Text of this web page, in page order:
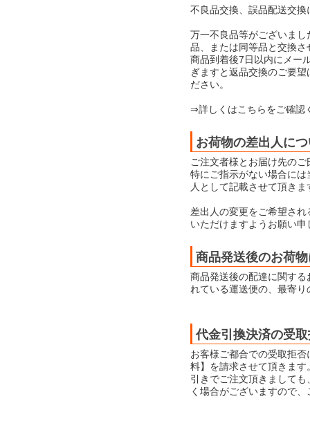
不良品交換、誤品配送交
万一不良品等がございま
品、または同等品と交換
商品到着後7日以内にメー
ぎますと返品交換のご要
ださい。
⇒詳しくはこちらをご確認
お荷物の差出人に
ご注文者様とお届け先の
特にご指示がない場合に
人として記載させて頂きま
差出人の変更をご希望さ
いただけますようお願い申
商品発送後のお荷
商品発送後の配達に関す
れている運送便の、最寄
代金引換決済の受
お客様ご都合での受取拒
料】を請求させて頂きま
引きでご注文頂きまして
く場合がございますので